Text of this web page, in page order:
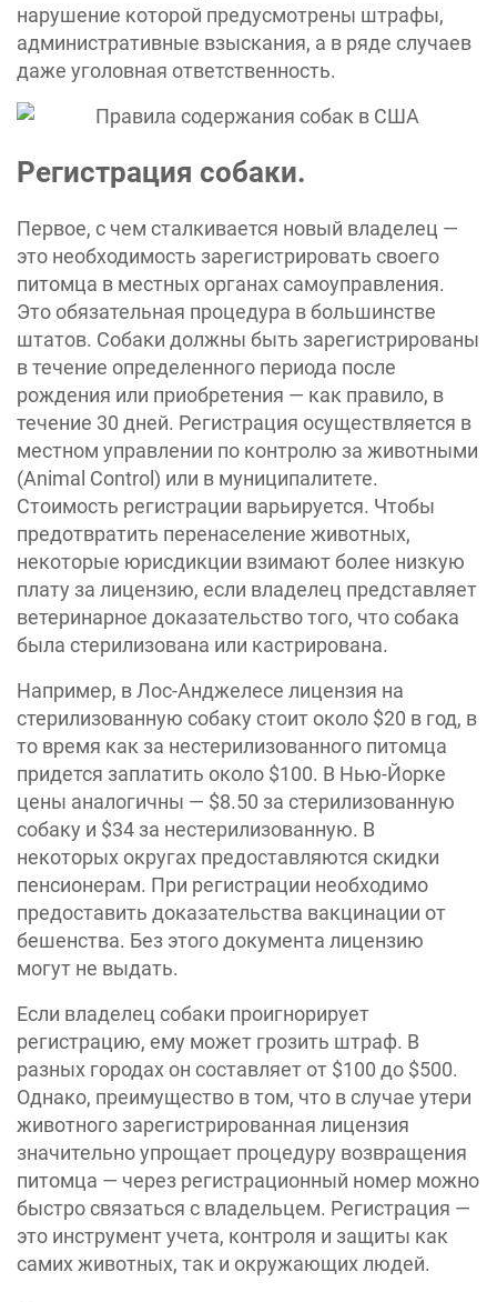
нарушение которой предусмотрены штрафы,
административные взыскания, а в ряде случаев
даже уголовная ответственность.
Регистрация собаки.
Первое, с чем сталкивается новый владелец —
это необходимость зарегистрировать своего
питомца в местных органах самоуправления.
Это обязательная процедура в большинстве
штатов. Собаки должны быть зарегистрированы
в течение определенного периода после
рождения или приобретения — как правило, в
течение 30 дней. Регистрация осуществляется в
местном управлении по контролю за животными
(Animal Control) или в муниципалитете.
Стоимость регистрации варьируется. Чтобы
предотвратить перенаселение животных,
некоторые юрисдикции взимают более низкую
плату за лицензию, если владелец представляет
ветеринарное доказательство того, что собака
была стерилизована или кастрирована.
Например, в Лос-Анджелесе лицензия на
стерилизованную собаку стоит около $20 в год, в
то время как за нестерилизованного питомца
придется заплатить около $100. В Нью-Йорке
цены аналогичны — $8.50 за стерилизованную
собаку и $34 за нестерилизованную. В
некоторых округах предоставляются скидки
пенсионерам. При регистрации необходимо
предоставить доказательства вакцинации от
бешенства. Без этого документа лицензию
могут не выдать.
Если владелец собаки проигнорирует
регистрацию, ему может грозить штраф. В
разных городах он составляет от $100 до $500.
Однако, преимущество в том, что в случае утери
животного зарегистрированная лицензия
значительно упрощает процедуру возвращения
питомца — через регистрационный номер можно
быстро связаться с владельцем. Регистрация —
это инструмент учета, контроля и защиты как
самих животных, так и окружающих людей.